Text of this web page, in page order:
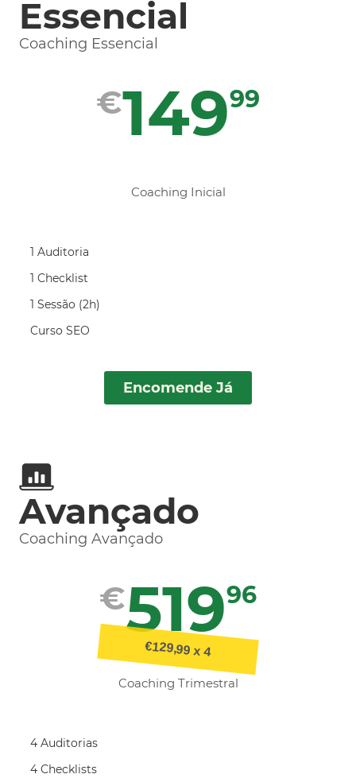
Essencial
Coaching Essencial
€14999
Coaching Inicial
1 Auditoria
1 Checklist
1 Sessão (2h)
Curso SEO
Encomende Já
Avançado
Coaching Avançado
€51996
€129,99 x 4
Coaching Trimestral
4 Auditorias
4 Checklists